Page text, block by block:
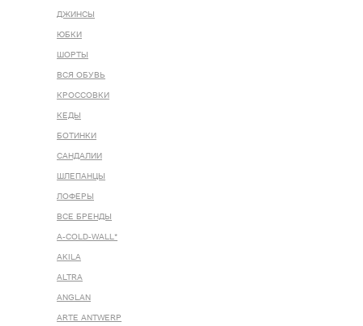
ДЖИНСЫ
ЮБКИ
ШОРТЫ
ВСЯ ОБУВЬ
КРОССОВКИ
КЕДЫ
БОТИНКИ
САНДАЛИИ
ШЛЕПАНЦЫ
ЛОФЕРЫ
ВСЕ БРЕНДЫ
A-COLD-WALL*
AKILA
ALTRA
ANGLAN
ARTE ANTWERP